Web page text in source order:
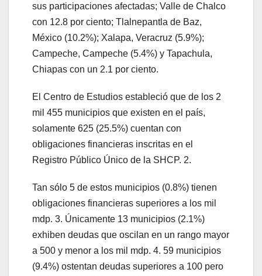
sus participaciones afectadas; Valle de Chalco
con 12.8 por ciento; Tlalnepantla de Baz,
México (10.2%); Xalapa, Veracruz (5.9%);
Campeche, Campeche (5.4%) y Tapachula,
Chiapas con un 2.1 por ciento.
El Centro de Estudios estableció que de los 2
mil 455 municipios que existen en el país,
solamente 625 (25.5%) cuentan con
obligaciones financieras inscritas en el
Registro Público Único de la SHCP. 2.
Tan sólo 5 de estos municipios (0.8%) tienen
obligaciones financieras superiores a los mil
mdp. 3. Únicamente 13 municipios (2.1%)
exhiben deudas que oscilan en un rango mayor
a 500 y menor a los mil mdp. 4. 59 municipios
(9.4%) ostentan deudas superiores a 100 pero